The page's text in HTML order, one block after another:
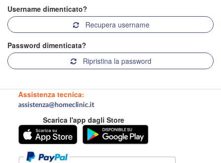
Username dimenticato?
Recupera username
Password dimenticata?
Ripristina la password
Assistenza tecnica:
assistenza@homeclinic.it
Scarica l'app dagli Store